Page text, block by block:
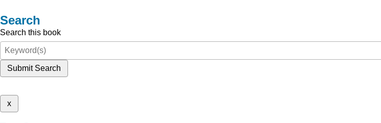
Search
Search this book
Submit Search
x